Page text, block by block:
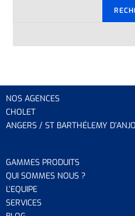
NOS AGENCES
CHOLET
ANGERS / ST BARTHÉLEMY
GAMMES PRODUITS
QUI SOMMES NOUS ?
L’EQUIPE
SERVICES